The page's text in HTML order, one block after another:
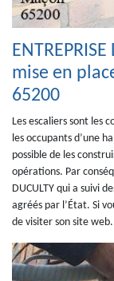
mise en
65200
Les escaliers sont les
les occupants d’une
possible de les
opérations. Par
DUCULTY qui a suivi
agréés par l’État. Si
de visiter son site web.